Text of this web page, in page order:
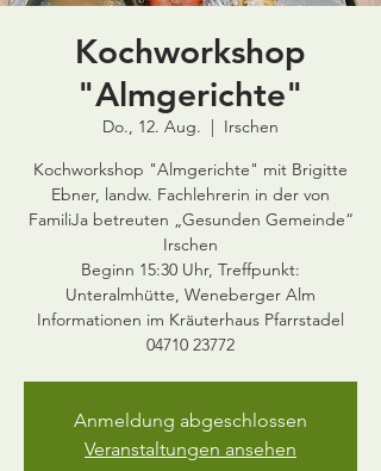
Kochworkshop
"Almgerichte"
Do., 12. Aug.
  |
Irschen
Kochworkshop "Almgerichte" mit Brigitte
Ebner, landw. Fachlehrerin in der von
FamiliJa betreuten „Gesunden Gemeinde“
Irschen
Beginn 15:30 Uhr, Treffpunkt:
Unteralmhütte, Weneberger Alm
Informationen im Kräuterhaus Pfarrstadel
04710 23772
Anmeldung abgeschlossen
Veranstaltungen ansehen